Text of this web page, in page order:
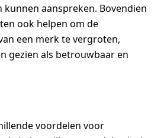
aanspreken. Bovendien
ook helpen om de
een merk te vergroten,
gezien als betrouwbaar en
voordelen voor